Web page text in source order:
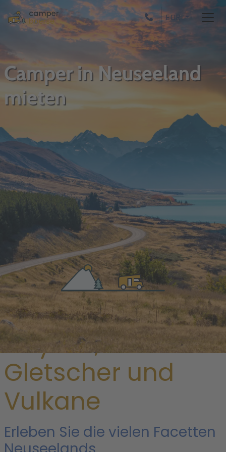
EUR
Camper in Neuseeland
mieten
/ Neuseeland
Geysire,
Gletscher und
Vulkane
Erleben Sie die vielen Facetten